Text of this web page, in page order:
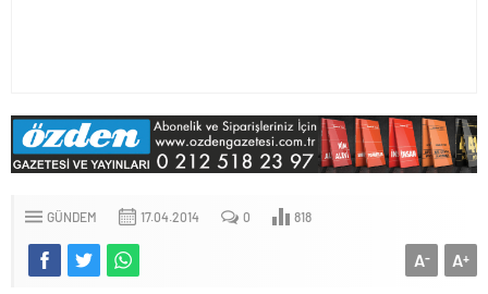
GÜNDEM 17.04.2014 0 818
A+
A-